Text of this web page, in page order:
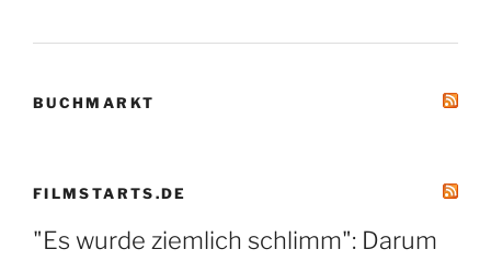
BUCHMARKT
FILMSTARTS.DE
"Es wurde ziemlich schlimm": Darum